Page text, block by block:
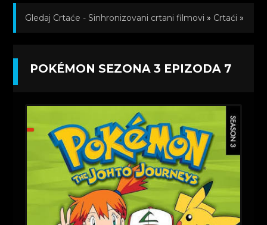
Gledaj Crtaće - Sinhronizovani crtani filmovi » Crtaći »
Epizoda 7
POKÉMON SEZONA 3 EPIZODA 7